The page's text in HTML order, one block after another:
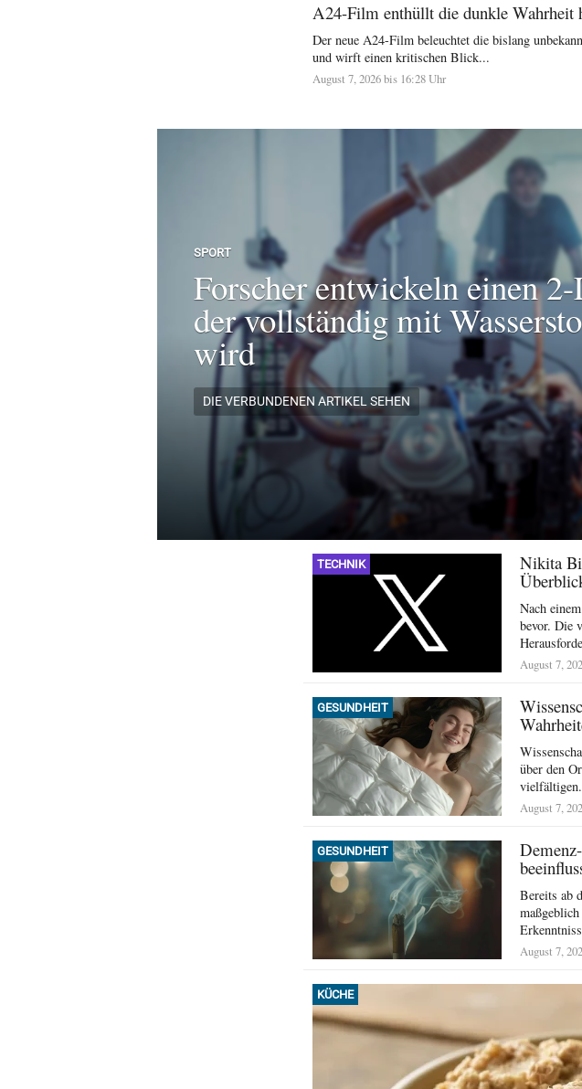
A24-Film enthüllt die dunkle Wahrheit
Der neue A24-Film beleuchtet die bislang
und wirft einen kritischen Blick...
August 7, 2026 bis 16:28 Uhr
SPORT
Forscher entwickeln einen
der vollständig mit
wird
DIE VERBUNDENEN ARTIKEL SEHEN
TECHNIK
Nikita
Nach
bevor. Die
August 7,
GESUNDHEIT
über den
August 7,
GESUNDHEIT
Bereits ab
August 7,
KÜCHE